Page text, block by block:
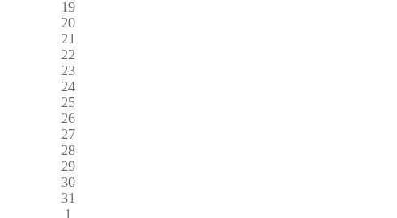
19
20
21
22
23
24
25
26
27
28
29
30
31
1